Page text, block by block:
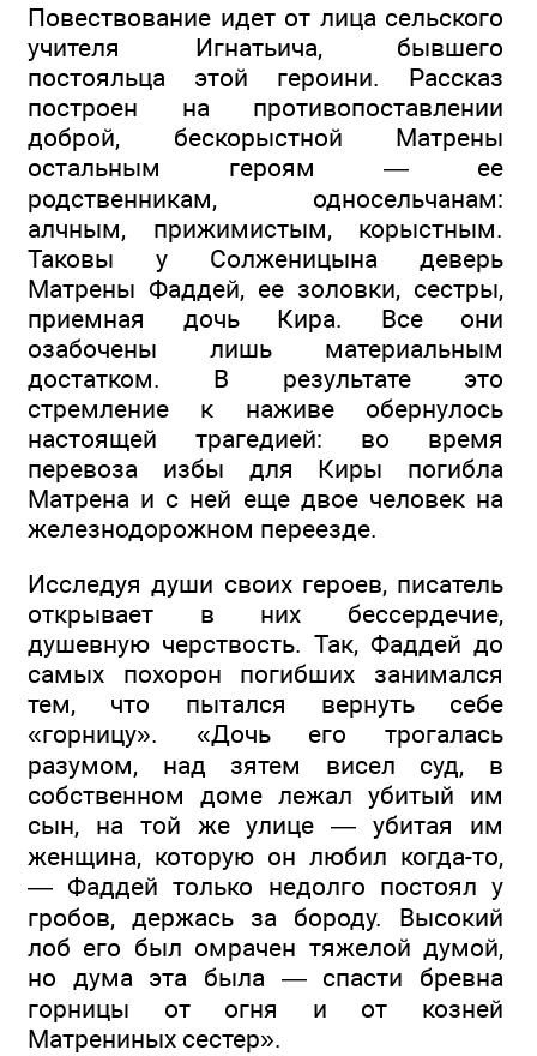
Повествование идет от лица сельского
учителя Игнатьича, бывшего
постояльца этой героини. Рассказ
построен на противопоставлении
доброй, бескорыстной Матрены
остальным героям — ее
родственникам, односельчанам:
алчным, прижимистым, корыстным.
Таковы у Солженицына деверь
Матрены Фаддей, ее золовки, сестры,
приемная дочь Кира. Все они
озабочены лишь материальным
достатком. В результате это
стремление к наживе обернулось
настоящей трагедией: во время
перевоза избы для Киры погибла
Матрена и с ней еще двое человек на
железнодорожном переезде.
Исследуя души своих героев, писатель
открывает в них бессердечие,
душевную черствость. Так, Фаддей до
самых похорон погибших занимался
тем, что пытался вернуть себе
«горницу». «Дочь его трогалась
разумом, над зятем висел суд, в
собственном доме лежал убитый им
сын, на той же улице — убитая им
женщина, которую он любил когда-то,
— Фаддей только недолго постоял у
гробов, держась за бороду. Высокий
лоб его был омрачен тяжелой думой,
но дума эта была — спасти бревна
горницы от огня и от козней
Матрениных сестер».